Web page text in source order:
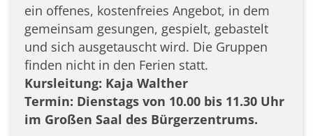
ein offenes, kostenfreies Angebot, in dem
gemeinsam gesungen, gespielt, gebastelt
und sich ausgetauscht wird. Die Gruppen
finden nicht in den Ferien statt.
Kursleitung: Kaja Walther
Termin: Dienstags von 10.00 bis 11.30 Uhr
im Großen Saal des Bürgerzentrums.